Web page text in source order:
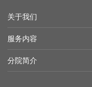
“陪伴行”亮相天津银博
十二载躬耕，归源再出发
满举行
陶乐活动｜“你陪我长大
关于我们
服务内容
分院简介